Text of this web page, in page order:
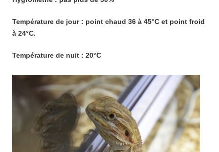
Température de jour : point chaud 36 à 45°C et point froid
à 24°C.
Température de nuit : 20°C